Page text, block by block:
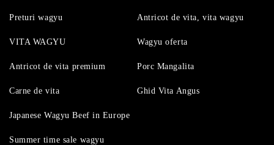
Preturi wagyu
VITA WAGYU
Antricot de vita premium
Carne de vita
Antricot de vita, vita wagyu
Wagyu oferta
Porc Mangalita
Ghid Vita Angus
Japanese Wagyu Beef in Europe
Summer time sale wagyu